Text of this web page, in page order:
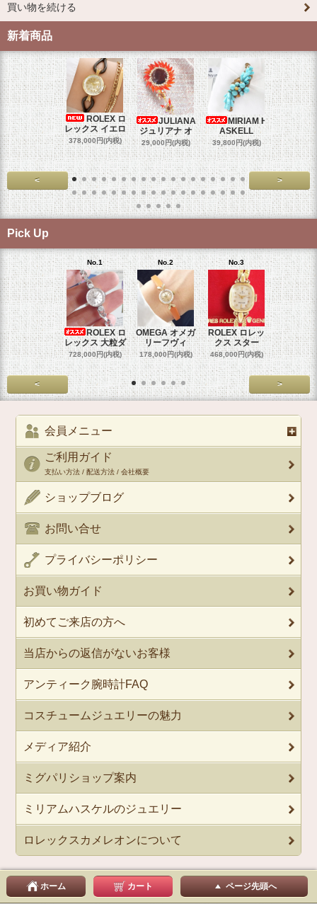
買い物を続ける
新着商品
ROLEX ロ
レックス イエロ
378,000円(内税)
JULIANA
ジュリアナ オ
29,000円(内税)
MIRIAM H
ASKELL
39,800円(内税)
オメガマ
スダ
458,000円
< >
Pick Up
No.1
ROLEX ロ
レックス 大粒ダ
728,000円(内税)
No.2
OMEGA オメガ
リーフヴィ
178,000円(内税)
No.3
ROLEX ロレッ
クス スター
468,000円(内税)
No.4
ROLEX
クス
458,000円
< >
会員メニュー
ご利用ガイド
支払い方法 / 配送方法 / 会社概要
ショップブログ
お問い合せ
プライバシーポリシー
お買い物ガイド
初めてご来店の方へ
当店からの返信がないお客様
アンティーク腕時計FAQ
コスチュームジュエリーの魅力
メディア紹介
ミグパリショップ案内
ミリアムハスケルのジュエリー
ロレックスカメレオンについて
ホーム カート ページ先頭へ